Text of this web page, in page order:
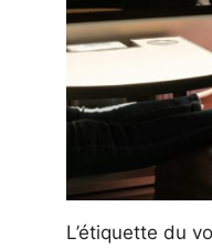
L’étiquette du